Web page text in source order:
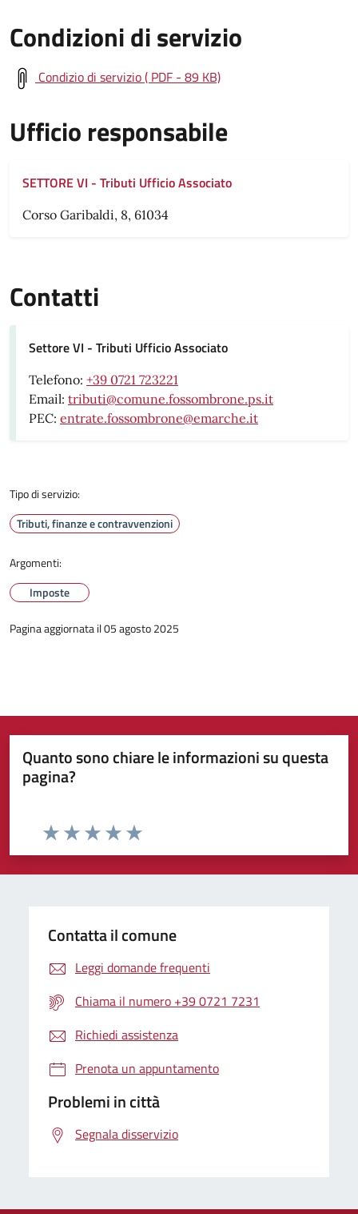
Condizioni di servizio
Condizio di servizio ( PDF - 89 KB)
Ufficio responsabile
SETTORE VI - Tributi Ufficio Associato
Corso Garibaldi, 8, 61034
Contatti
Settore VI - Tributi Ufficio Associato
Telefono: +39 0721 723221
Email: tributi@comune.fossombrone.ps.it
PEC: entrate.fossombrone@emarche.it
Tipo di servizio:
Tributi, finanze e contravvenzioni
Argomenti:
Imposte
Pagina aggiornata il 05 agosto 2025
Quanto sono chiare le informazioni su questa
pagina?
Valuta da 1 a 5 stelle la pagina
Valuta 5 stelle su 5
Valuta 4 stelle su 5
Valuta 3 stelle su 5
Valuta 2 stelle su 5
Valuta 1 stelle su 5
Contatta il comune
Leggi domande frequenti
Chiama il numero +39 0721 7231
Richiedi assistenza
Prenota un appuntamento
Problemi in città
Segnala disservizio